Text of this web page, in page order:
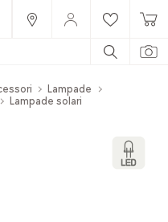
Lampade
Lampade solari